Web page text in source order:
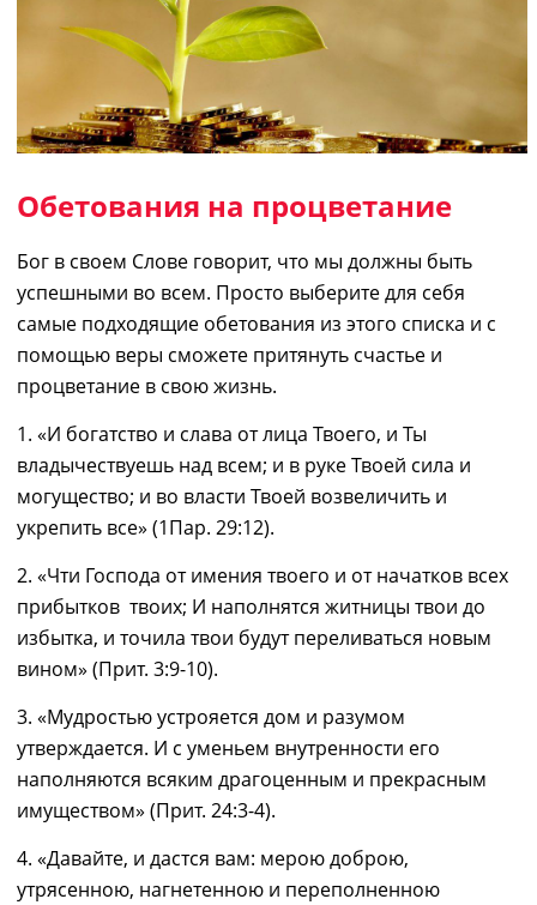
Обетования на процветание
Бог в своем Слове говорит, что мы должны быть
успешными во всем. Просто выберите для себя
самые подходящие обетования из этого списка и с
помощью веры сможете притянуть счастье и
процветание в свою жизнь.
1. «И богатство и слава от лица Твоего, и Ты
владычествуешь над всем; и в руке Твоей сила и
могущество; и во власти Твоей возвеличить и
укрепить все» (1Пар. 29:12).
2. «Чти Господа от имения твоего и от начатков всех
прибытков твоих; И наполнятся житницы твои до
избытка, и точила твои будут переливаться новым
вином» (Прит. 3:9-10).
3. «Мудростью устрояется дом и разумом
утверждается. И с уменьем внутренности его
наполняются всяким драгоценным и прекрасным
имуществом» (Прит. 24:3-4).
4. «Давайте, и дастся вам: мерою доброю,
утрясенною, нагнетенною и переполненною